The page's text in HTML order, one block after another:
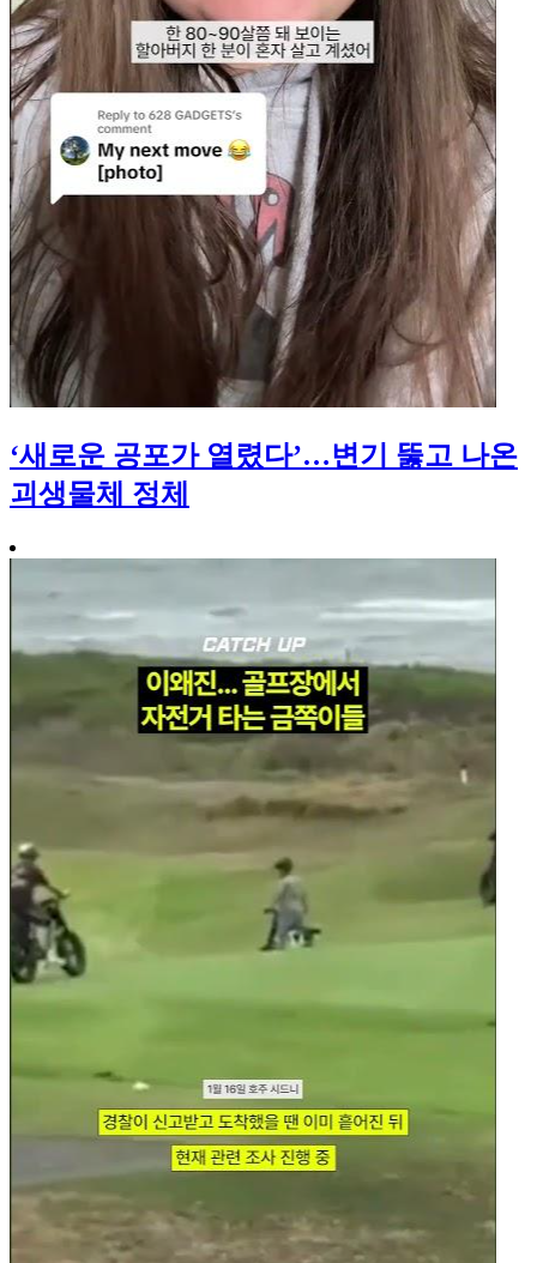
‘새로운 공포가 열렸다’…변기 뚫고 나온
괴생물체 정체